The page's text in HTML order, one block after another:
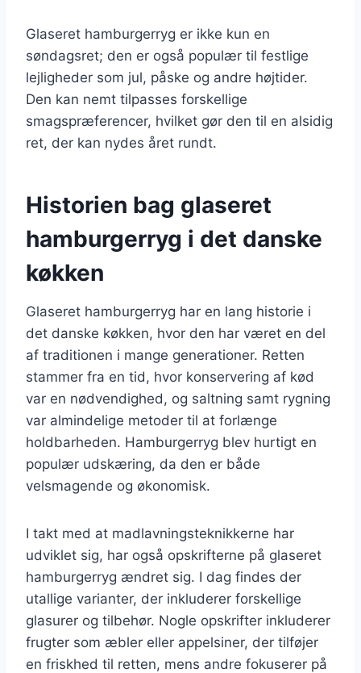
Glaseret hamburgerryg er ikke kun en
søndagsret; den er også populær til festlige
lejligheder som jul, påske og andre højtider.
Den kan nemt tilpasses forskellige
smagspræferencer, hvilket gør den til en alsidig
ret, der kan nydes året rundt.
Historien bag glaseret
hamburgerryg i det danske
køkken
Glaseret hamburgerryg har en lang historie i
det danske køkken, hvor den har været en del
af traditionen i mange generationer. Retten
stammer fra en tid, hvor konservering af kød
var en nødvendighed, og saltning samt rygning
var almindelige metoder til at forlænge
holdbarheden. Hamburgerryg blev hurtigt en
populær udskæring, da den er både
velsmagende og økonomisk.
I takt med at madlavningsteknikkerne har
udviklet sig, har også opskrifterne på glaseret
hamburgerryg ændret sig. I dag findes der
utallige varianter, der inkluderer forskellige
glasurer og tilbehør. Nogle opskrifter inkluderer
frugter som æbler eller appelsiner, der tilføjer
en friskhed til retten, mens andre fokuserer på